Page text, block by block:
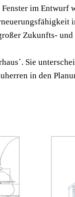
im Entwurf
Zukunfts-
Sie
in den